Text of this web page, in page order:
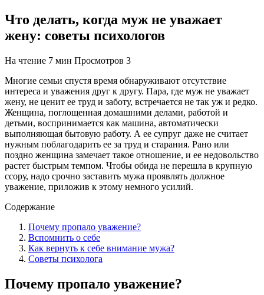
Что делать, когда муж не уважает
жену: советы психологов
На чтение 7 мин Просмотров 3
Многие семьи спустя время обнаруживают отсутствие
интереса и уважения друг к другу. Пара, где муж не уважает
жену, не ценит ее труд и заботу, встречается не так уж и редко.
Женщина, поглощенная домашними делами, работой и
детьми, воспринимается как машина, автоматически
выполняющая бытовую работу. А ее супруг даже не считает
нужным поблагодарить ее за труд и старания. Рано или
поздно женщина замечает такое отношение, и ее недовольство
растет быстрым темпом. Чтобы обида не перешла в крупную
ссору, надо срочно заставить мужа проявлять должное
уважение, приложив к этому немного усилий.
Содержание
Почему пропало уважение?
Вспомнить о себе
Как вернуть к себе внимание мужа?
Советы психолога
Почему пропало уважение?